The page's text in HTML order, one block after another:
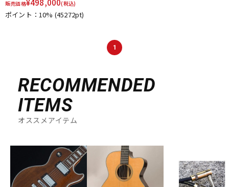
DJ機器
配信/ライブ機器 楽器アクセサリ
中古
販売価格 (税込)
ポイント：10% (45272pt)
1
RECOMMENDED
ITEMS
オススメアイテム